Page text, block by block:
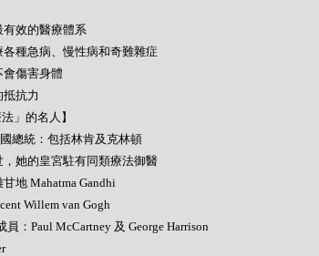
有效的醫療體系
種急病、慢性病和奇難雜症
會傷害身體
抗力
」的名人】
總統：包括林肯及克林頓
她的皇宮駐有同類療法御醫
地 Mahatma Gandhi
Willem van Gogh
員：Paul McCartney 及 George Harrison